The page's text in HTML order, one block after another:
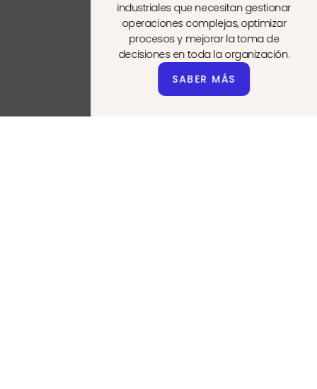
industriales que necesitan gestionar
operaciones complejas, optimizar
procesos y mejorar la toma de
decisiones en toda la organización.
SABER MÁS